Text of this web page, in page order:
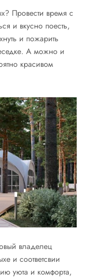
Провести время с
и вкусно поесть,
и пожарить
А можно и
красивом
владелец
и соответсвии
уюта и комфорта,